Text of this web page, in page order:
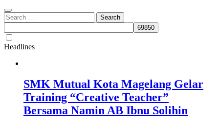
Search
for:
Headlines
SMK Mutual Kota Magelang Gelar
Training “Creative Teacher”
Bersama Namin AB Ibnu Solihin